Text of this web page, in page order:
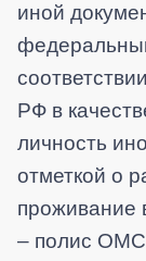
иной
РФ в
личность
отметкой о
проживание
– полис